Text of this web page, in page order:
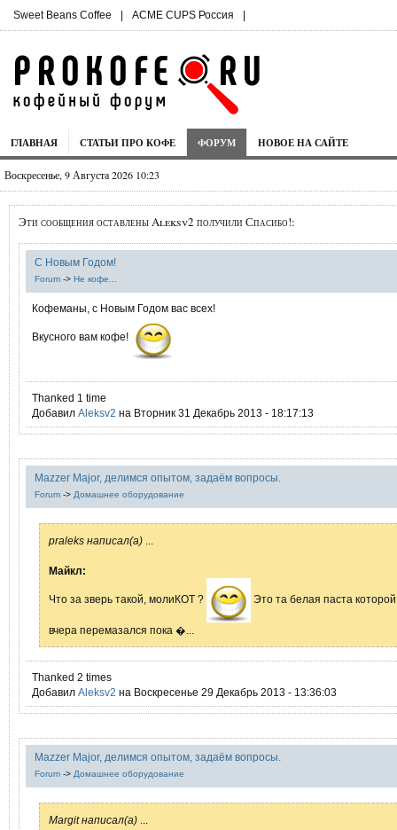
Sweet Beans Coffee | ACME CUPS Россия |
ГЛАВНАЯ СТАТЬИ ПРО КОФЕ ФОРУМ НОВОЕ НА САЙТЕ
Воскресенье, 9 Августа 2026 10:23
Эти сообщения оставлены Aleksv2 получили Спасибо!:
С Новым Годом!
Forum -> Не кофе...
Кофеманы, с Новым Годом вас всех!
Вкусного вам кофе!
Thanked 1 time
Добавил Aleksv2 на Вторник 31 Декабрь 2013 - 18:17:13
Mazzer Major, делимся опытом, задаём вопросы.
Forum -> Домашнее оборудование
praleks написал(а)
Mайкл:
Что за зверь такой, молиКОТ ? Это та белая паста которой
вчера перемазался пока �...
Thanked 2 times
Добавил Aleksv2 на Воскресенье 29 Декабрь 2013 - 13:36:03
Mazzer Major, делимся опытом, задаём вопросы.
Forum -> Домашнее оборудование
Margit написал(а)